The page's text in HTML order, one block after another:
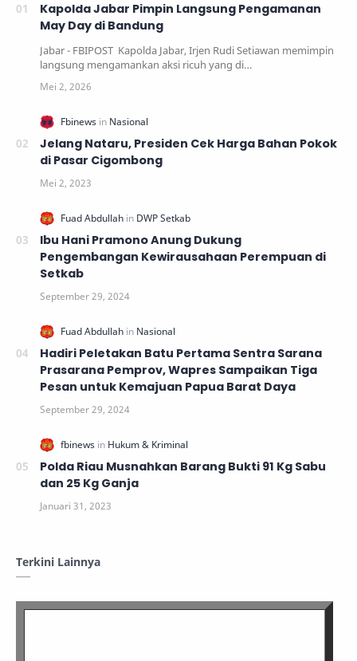
Kapolda Jabar Pimpin Langsung Pengamanan
May Day di Bandung
Jabar - FBIPOST Kapolda Jabar, Irjen Rudi Setiawan memimpin
langsung mengamankan aksi ricuh yang di…
Jelang Nataru, Presiden Cek Harga Bahan Pokok
di Pasar Cigombong
Ibu Hani Pramono Anung Dukung
Pengembangan Kewirausahaan Perempuan di
Setkab
Hadiri Peletakan Batu Pertama Sentra Sarana
Prasarana Pemprov, Wapres Sampaikan Tiga
Pesan untuk Kemajuan Papua Barat Daya
Polda Riau Musnahkan Barang Bukti 91 Kg Sabu
dan 25 Kg Ganja
Terkini Lainnya